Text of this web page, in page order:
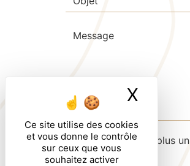
Ce site utilise des cookies
et vous donne le contrôle
sur ceux que vous
souhaitez activer
X
Combien font zero plus un